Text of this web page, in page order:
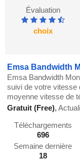
Évaluation
choix
Emsa Bandwidth
Emsa Bandwidth
suivi de votre vitesse
moyenne vitesse de
Gratuit (Free),
Téléchargements
696
Semaine dernière
18